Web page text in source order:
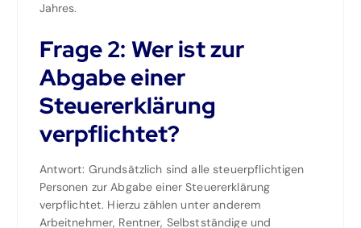
Jahres.
Frage 2: Wer ist zur
Abgabe einer
Steuererklärung
verpflichtet?
Antwort: Grundsätzlich sind alle steuerpflichtigen
Personen zur Abgabe einer Steuererklärung
verpflichtet. Hierzu zählen unter anderem
Arbeitnehmer, Rentner, Selbstständige und